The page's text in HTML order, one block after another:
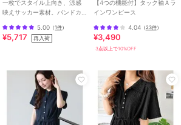
クラシカルエルフ
ワンピースドレス ワンピース
ワンピースドレス ／ワンピース
ブラック、ブラック×オフホワイ
ト、ブラウン
一枚でスタイル上向き、涼感
映えサッカー素材。バンドカ
ワンピース
5.00 （1件）
¥5,717 再入荷
【4つの機能付】タック袖Ａラ
インワンピース
4.04 （23件）
¥3,490
3点以上で10%OFF